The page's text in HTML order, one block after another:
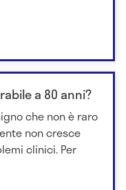
a 80 anni?
che non è raro
non cresce
clinici. Per